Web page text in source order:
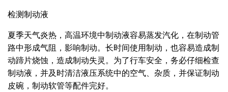
检测制动液
夏季天气炎热，高温环境中制动液容易蒸发汽化，在制动管
路中形成气阻，影响制动。长时间使用制动，也容易造成制
动蹄片烧蚀，造成制动失灵。为了行车安全，务必仔细检查
制动液，并及时清洁液压系统中的空气、杂质，并保证制动
皮碗，制动软管等配件完好。